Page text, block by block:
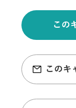
この
このキ